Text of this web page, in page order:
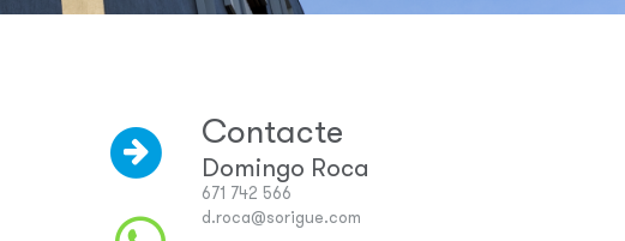
Contacte
Domingo Roca
671 742 566
d.roca@sorigue.com